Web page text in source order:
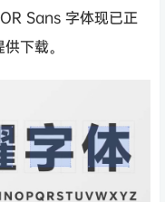
Sans 字体现已正
下载。